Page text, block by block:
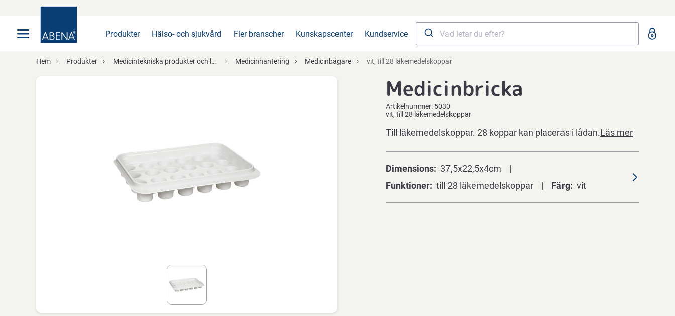
Produkter Hälso- och sjukvård Fler branscher Kunskapscenter Kundservice
Hem Produkter Medicintekniska produkter och läkemedelshantering Medicinhantering Medicinbägare vit, till 28 läkemedelskoppar
Medicinbricka
Artikelnummer: 5030
vit, till 28 läkemedelskoppar
Till läkemedelskoppar. 28 koppar kan placeras i lådan.Läs mer
Dimensions
37,5x22,5x4cm
Funktioner
till 28 läkemedelskoppar Färg vit